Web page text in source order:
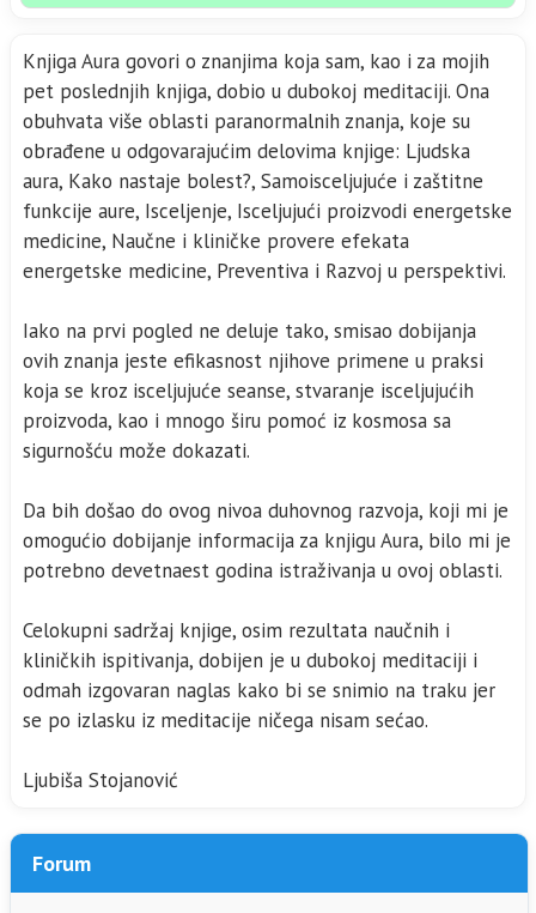
Knjiga Aura govori o znanjima koja sam, kao i za mojih
pet poslednjih knjiga, dobio u dubokoj meditaciji. Ona
obuhvata više oblasti paranormalnih znanja, koje su
obrađene u odgovarajućim delovima knjige: Ljudska
aura, Kako nastaje bolest?, Samoisceljujuće i zaštitne
funkcije aure, Isceljenje, Isceljujući proizvodi energetske
medicine, Naučne i kliničke provere efekata
energetske medicine, Preventiva i Razvoj u perspektivi.
Iako na prvi pogled ne deluje tako, smisao dobijanja
ovih znanja jeste efikasnost njihove primene u praksi
koja se kroz isceljujuće seanse, stvaranje isceljujućih
proizvoda, kao i mnogo širu pomoć iz kosmosa sa
sigurnošću može dokazati.
Da bih došao do ovog nivoa duhovnog razvoja, koji mi je
omogućio dobijanje informacija za knjigu Aura, bilo mi je
potrebno devetnaest godina istraživanja u ovoj oblasti.
Celokupni sadržaj knjige, osim rezultata naučnih i
kliničkih ispitivanja, dobijen je u dubokoj meditaciji i
odmah izgovaran naglas kako bi se snimio na traku jer
se po izlasku iz meditacije ničega nisam sećao.
Ljubiša Stojanović
Forum